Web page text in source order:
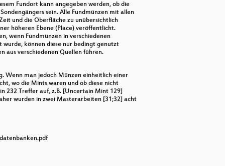
Fundort kann angegeben werden, ob die
sein. Alle Fundmünzen mit allen
und die Oberfläche zu unübersichtlich
höheren Ebene (Place) veröffentlicht.
wenn Fundmünzen in verschiedenen
wurde, können diese nur bedingt genutzt
aus verschiedenen Quellen führen.
Wenn man jedoch Münzen einheitlich einer
wo die Mints waren und ob diese nicht
232 Treffer auf, z.B. [Uncertain Mint 129]
wurden in zwei Masterarbeiten [31;32] acht